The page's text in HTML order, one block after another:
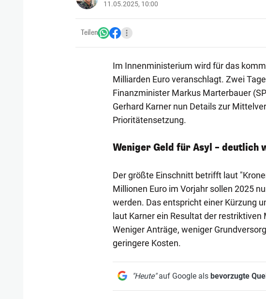
11.05.2025, 10:00
Teilen
Im Innenministerium wird für das
Milliarden Euro veranschlagt. Zwei
Finanzminister Markus Marterbauer
Gerhard Karner nun Details zur
Prioritätensetzung.
Weniger Geld für Asyl – deutlich
Der größte Einschnitt betrifft laut
Millionen Euro im Vorjahr sollen 2025
werden. Das entspricht einer Kürzung
laut Karner ein Resultat der
Weniger Anträge, weniger
geringere Kosten.
"Heute"auf Google als bevorzugte